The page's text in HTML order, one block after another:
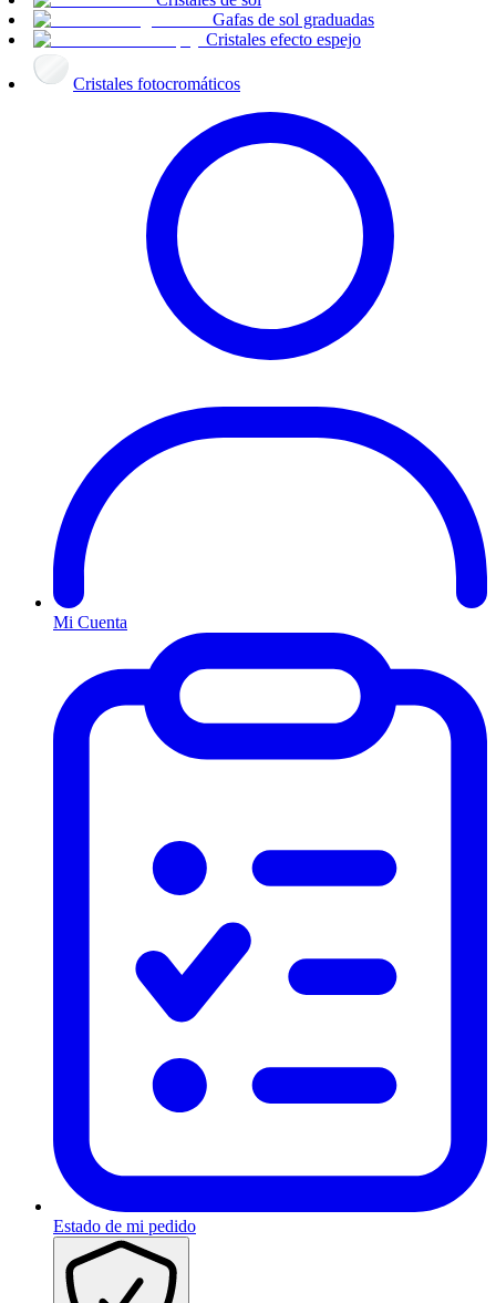
Gafas de sol graduadas
Cristales efecto espejo
Cristales fotocromáticos
Mi Cuenta
Estado de mi pedido